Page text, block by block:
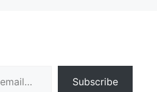
Subscribe